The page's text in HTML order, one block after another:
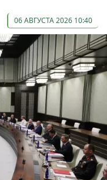
06 АВГУСТА 2026 10:40